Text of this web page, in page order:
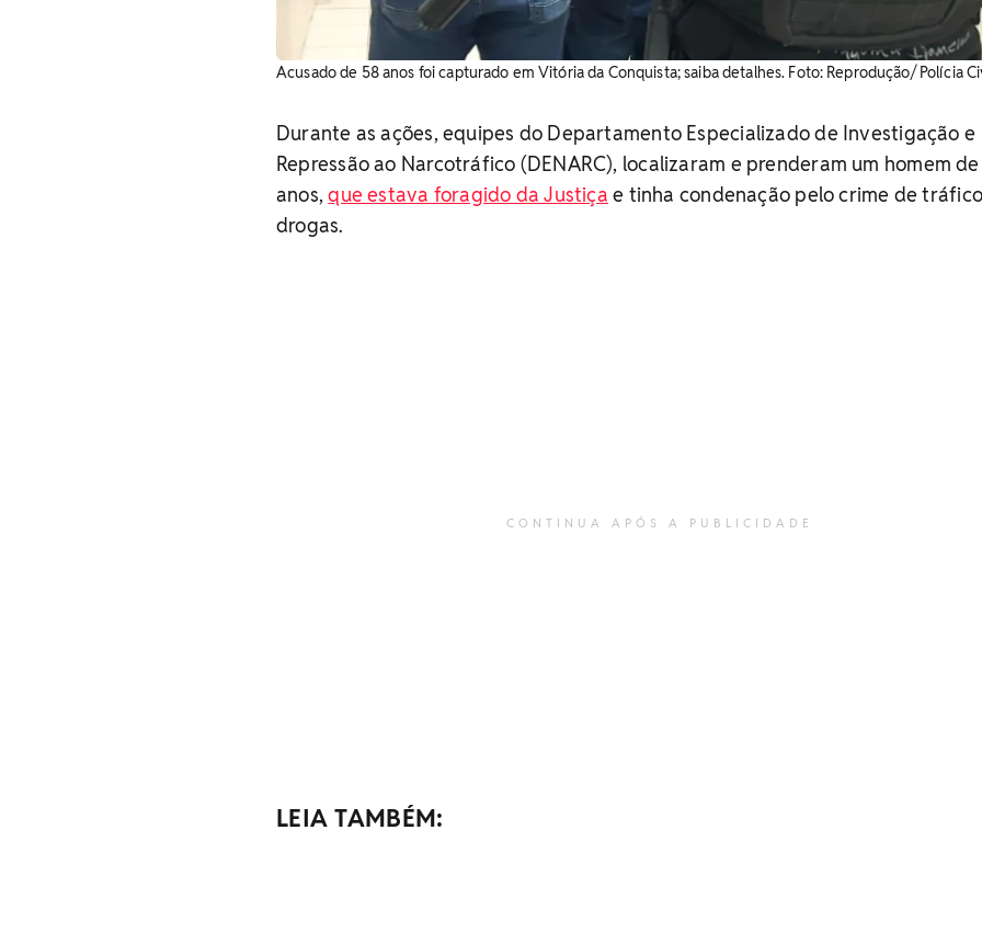
Acusado de 58 anos foi capturado em Vitória da Conquista; saiba detalhes. Foto: Reprodução/ Polícia
Durante as ações, equipes do Departamento Especializado de Investigação e
Repressão ao Narcotráfico (DENARC), localizaram e prenderam um homem
anos,que estava foragido da Justiça e tinha condenação pelo crime de
drogas.
CONTINUA APÓS A PUBLICIDADE
LEIA TAMBÉM: